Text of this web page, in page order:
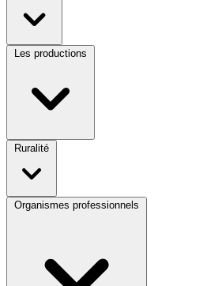
Les productions
Ruralité
Organismes professionnels